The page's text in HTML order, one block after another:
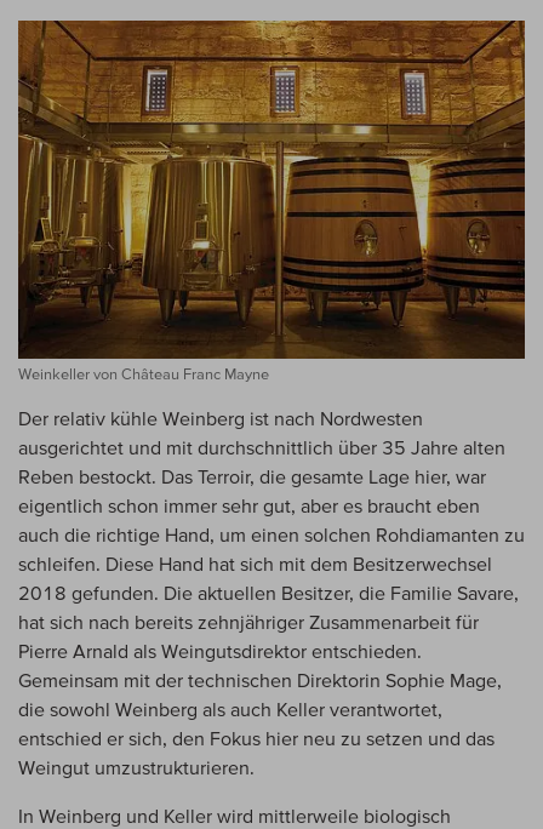
Weinkeller von Château Franc Mayne
Der relativ kühle Weinberg ist nach Nordwesten
ausgerichtet und mit durchschnittlich über 35 Jahre alten
Reben bestockt. Das Terroir, die gesamte Lage hier, war
eigentlich schon immer sehr gut, aber es braucht eben
auch die richtige Hand, um einen solchen Rohdiamanten zu
schleifen. Diese Hand hat sich mit dem Besitzerwechsel
2018 gefunden. Die aktuellen Besitzer, die Familie Savare,
hat sich nach bereits zehnjähriger Zusammenarbeit für
Pierre Arnald als Weingutsdirektor entschieden.
Gemeinsam mit der technischen Direktorin Sophie Mage,
die sowohl Weinberg als auch Keller verantwortet,
entschied er sich, den Fokus hier neu zu setzen und das
Weingut umzustrukturieren.
In Weinberg und Keller wird mittlerweile biologisch